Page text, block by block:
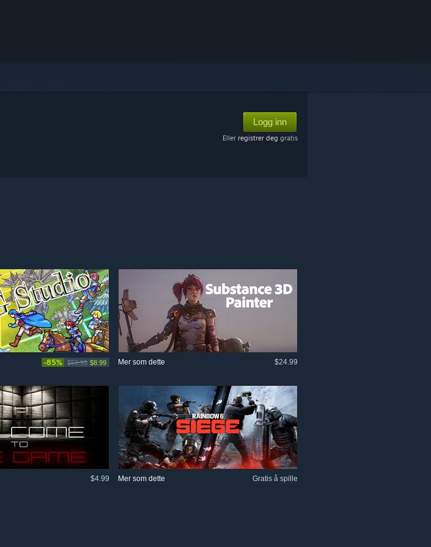
Logg inn
Eller registrer deg gratis
-85% $59.99 $8.99 $24.99
Mer som dette
$4.99 Gratis å spille
Mer som dette